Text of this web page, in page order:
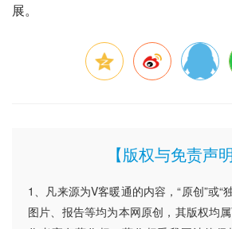
展。
【版权与免责声明
1、凡来源为V客暖通的内容，“原创”或“
图片、报告等均为本网原创，其版权均